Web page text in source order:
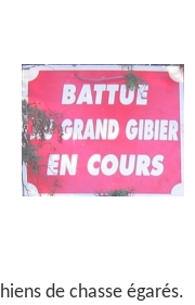
de chasse égarés.